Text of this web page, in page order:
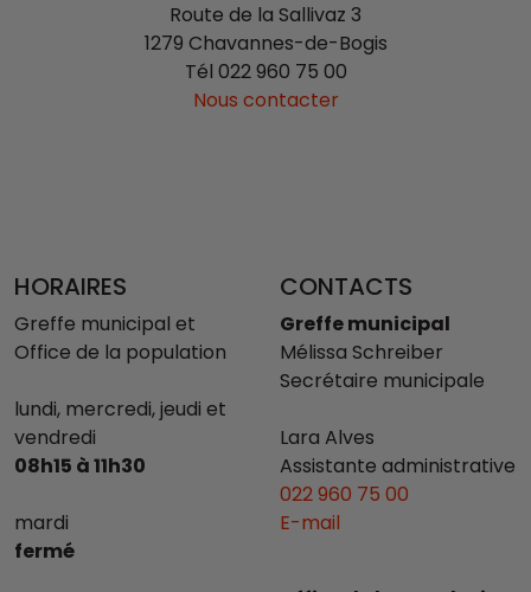
Route de la Sallivaz 3
1279 Chavannes-de-Bogis
Tél 022 960 75 00
Nous contacter
HORAIRES
Greffe municipal et
Office de la population
lundi, mercredi, jeudi et
vendredi
08h15 à 11h30
mardi
fermé
CONTACTS
Greffe municipal
Mélissa Schreiber
Secrétaire municipale
Lara Alves
Assistante administrative
022 960 75 00
E-mail